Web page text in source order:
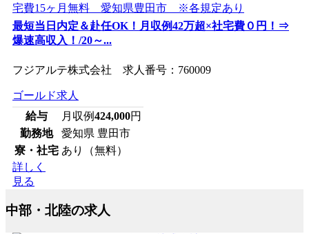
最短当日内定＆赴任OK！月収例42万超×社宅費０円！⇒
爆速高収入！/20～...
フジアルテ株式会社 求人番号：760009
ゴールド求人
給与
月収例424,000円
勤務地
愛知県 豊田市
寮・社宅 あり（無料）
詳しく
見る
中部・北陸の求人